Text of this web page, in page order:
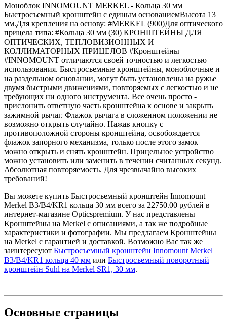
Моноблок INNOMOUNT MERKEL - Кольца 30 мм
Быстросъемный кронштейн с единым основаниемВысота 13
мм.Для крепления на основу: #MERKEL (900)Для оптического
прицела типа: #Кольца 30 мм (30) КРОНШТЕЙНЫ ДЛЯ
ОПТИЧЕСКИХ, ТЕПЛОВИЗИОННЫХ И
КОЛЛИМАТОРНЫХ ПРИЦЕЛОВ #Кронштейны
#INNOMOUNT отличаются своей точностью и легкостью
использования. Быстросъемные кронштейны, моноблочные и
на раздельном основании, могут быть установлены на ружье
двумя быстрыми движениями, повторяемых с легкостью и не
требующих ни одного инструмента. Все очень просто -
прислонить ответную часть кронштейна к основе и закрыть
зажимной рычаг. Флажок рычага в сложенном положении не
возможно открыть случайно. Нажав кнопку с
противоположной стороны кронштейна, освобождается
флажок запорного механизма, только после этого замок
можно открыть и снять кронштейн. Прицельное устройство
можно установить или заменить в течении считанных секунд.
Абсолютная повторяемость. Для чрезвычайно высоких
требований!
Вы можете купить Быстросъемный кронштейн Innomount
Merkel B3/B4/KR1 кольца 30 мм всего за 22750.00 рублей в
интернет-магазине Opticspremium. У нас представлены
Кронштейны на Merkel с описаниями, а так же подробные
характеристики и фотографии. Мы предлагаем Кронштейны
на Merkel с гарантией и доставкой. Возможно Вас так же
заинтересуют Быстросъемный кронштейн Innomount Merkel
B3/B4/KR1 кольца 40 мм или Быстросъемный поворотный
кронштейн Suhl на Merkel SR1, 30 мм.
Основные страницы